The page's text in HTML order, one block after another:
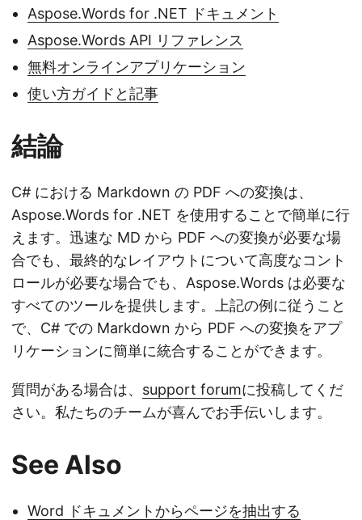
Aspose.Words for .NET ドキュメント
Aspose.Words API リファレンス
無料オンラインアプリケーション
使い方ガイドと記事
結論
C# における Markdown の PDF への変換は、
Aspose.Words for .NET を使用することで簡単に行
えます。迅速な MD から PDF への変換が必要な場
合でも、最終的なレイアウトについて高度なコント
ロールが必要な場合でも、Aspose.Words は必要な
すべてのツールを提供します。上記の例に従うこと
で、C# での Markdown から PDF への変換をアプ
リケーションに簡単に統合することができます。
質問がある場合は、 support forumに投稿してくだ
さい。私たちのチームが喜んでお手伝いします。
See Also
Word ドキュメントからページを抽出する